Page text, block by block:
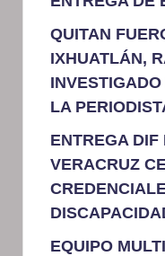
QUITAN
IXHUATLÁN,
LA
ENTREGA DIF
VERACRUZ
EQUIPO